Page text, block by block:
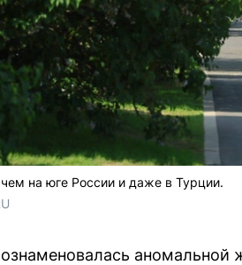
на юге России и даже в Турции.
аномальной